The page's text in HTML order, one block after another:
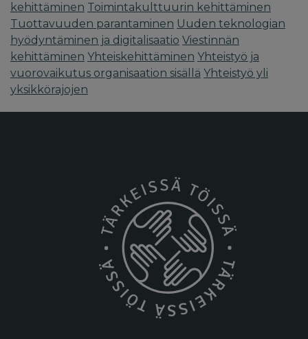
kehittäminen Toimintakulttuurin kehittäminen
Tuottavuuden parantaminen Uuden teknologian
hyödyntäminen ja digitalisaatio Viestinnän
kehittäminen Yhteiskehittäminen Yhteistyö ja
vuorovaikutus organisaation sisällä Yhteistyö yli
yksikkörajojen